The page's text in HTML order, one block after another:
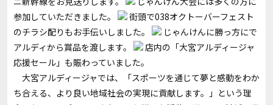
参加していただきました。
街頭で038オクトーバーフェスト
のチラシ配りもお手伝いしました。
じゃんけんに勝っ方にで
アルディから賞品を渡します。
店内の「大宮アルディージャ
応援セール」も賑わっていました。
大宮アルディージャでは、「スポーツを通じて夢と感動をわか
ち合える、より良い地域社会の実現に貢献します。」という理